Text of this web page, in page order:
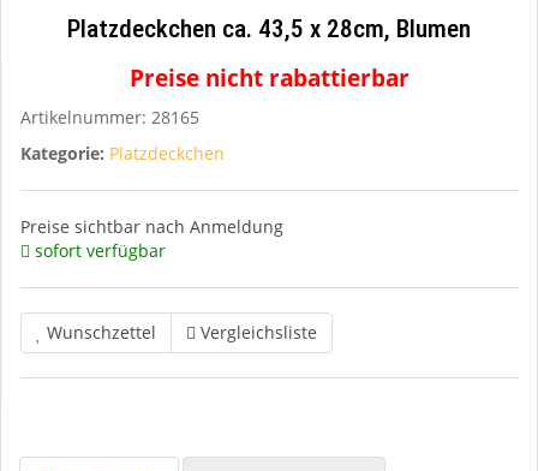
Platzdeckchen ca. 43,5 x 28cm, Blumen
Preise nicht rabattierbar
Artikelnummer: 28165
Kategorie: Platzdeckchen
Preise sichtbar nach Anmeldung
sofort verfügbar
Wunschzettel Vergleichsliste